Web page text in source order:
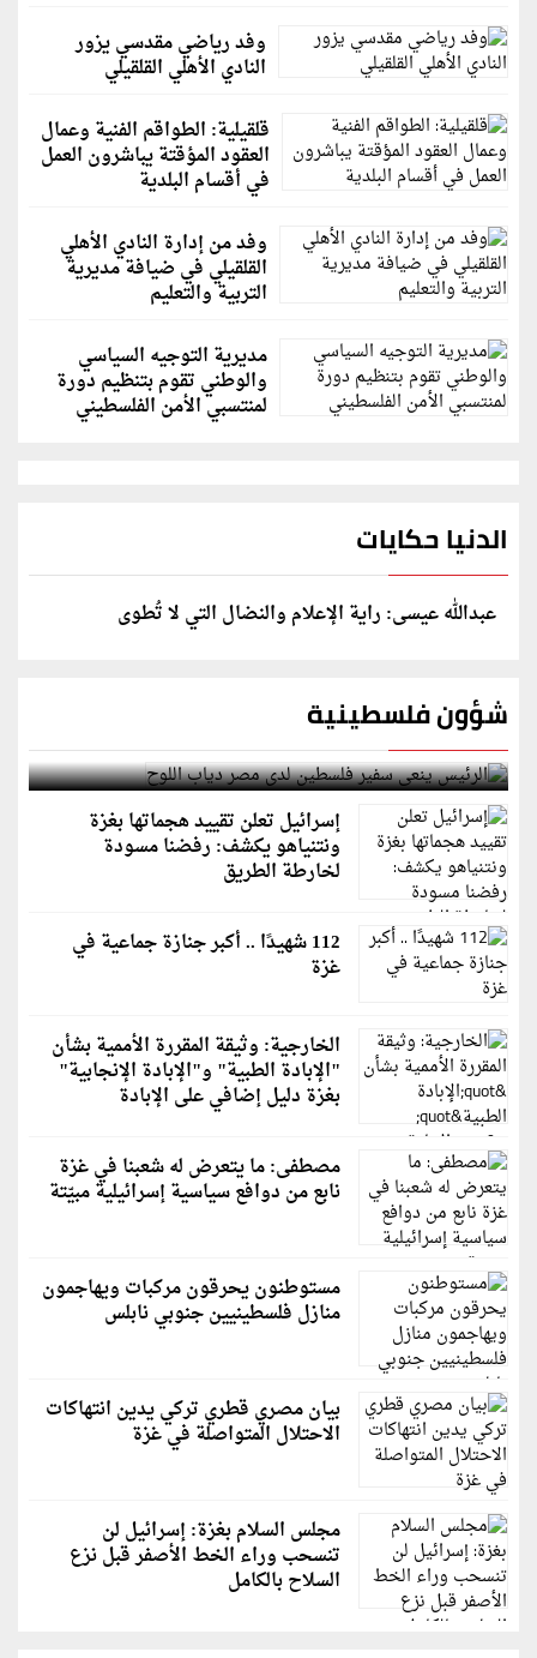
وفد رياضي مقدسي يزور
النادي الأهلي القلقيلي
قلقيلية: الطواقم الفنية وعمال
العقود المؤقتة يباشرون العمل
في أقسام البلدية
وفد من إدارة النادي الأهلي
القلقيلي في ضيافة مديرية
التربية والتعليم
مديرية التوجيه السياسي
والوطني تقوم بتنظيم دورة
لمنتسبي الأمن الفلسطيني
الدنيا حكايات
عبدالله عيسى: راية الإعلام والنضال التي لا تُطوى
شؤون فلسطينية
الرئيس ينعى سفير فلسطين لدى مصر دياب اللوح
إسرائيل تعلن تقييد هجماتها بغزة
ونتنياهو يكشف: رفضنا مسودة
لخارطة الطريق
112 شهيدًا .. أكبر جنازة جماعية في
غزة
الخارجية: وثيقة المقررة الأممية بشأن
"الإبادة الطبية" و"الإبادة الإنجابية"
بغزة دليل إضافي على الإبادة
مصطفى: ما يتعرض له شعبنا في غزة
نابع من دوافع سياسية إسرائيلية مبيّتة
مستوطنون يحرقون مركبات ويهاجمون
منازل فلسطينيين جنوبي نابلس
بيان مصري قطري تركي يدين انتهاكات
الاحتلال المتواصلة في غزة
مجلس السلام بغزة: إسرائيل لن
تنسحب وراء الخط الأصفر قبل نزع
السلاح بالكامل